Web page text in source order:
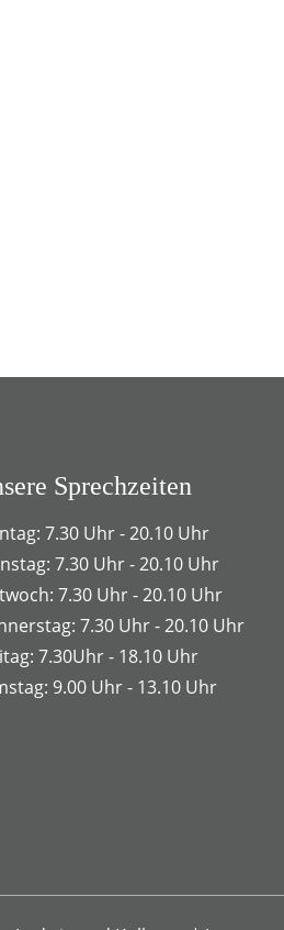
Sprechzeiten
7.30 Uhr - 20.10 Uhr
7.30 Uhr - 20.10 Uhr
7.30 Uhr - 20.10 Uhr
7.30 Uhr - 20.10 Uhr
7.30Uhr - 18.10 Uhr
9.00 Uhr - 13.10 Uhr